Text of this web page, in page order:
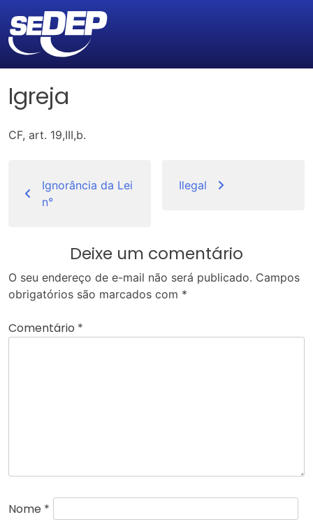
Igreja
CF, art. 19,III,b.
de
Post
Ignorância da Lei
n°
Ilegal
Deixe um comentário
O seu endereço de e-mail não será publicado. Campos
obrigatórios são marcados com *
Comentário *
Nome *